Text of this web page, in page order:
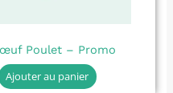
Poulet – Promo
Ajouter au panier